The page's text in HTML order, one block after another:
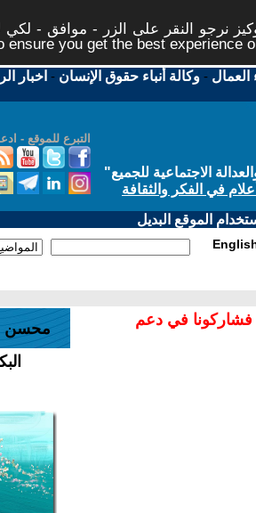
نرجو النقر على الزر - موافق - لكي
you get the best experience
العمال -وكالة أنباء حقوق الإنسان - اخبار
التبرع للموقع -
الاجتماعية للجميع"
في الفكر والثقافة
الموقع البديل
فشاركونا في دعم
محسن